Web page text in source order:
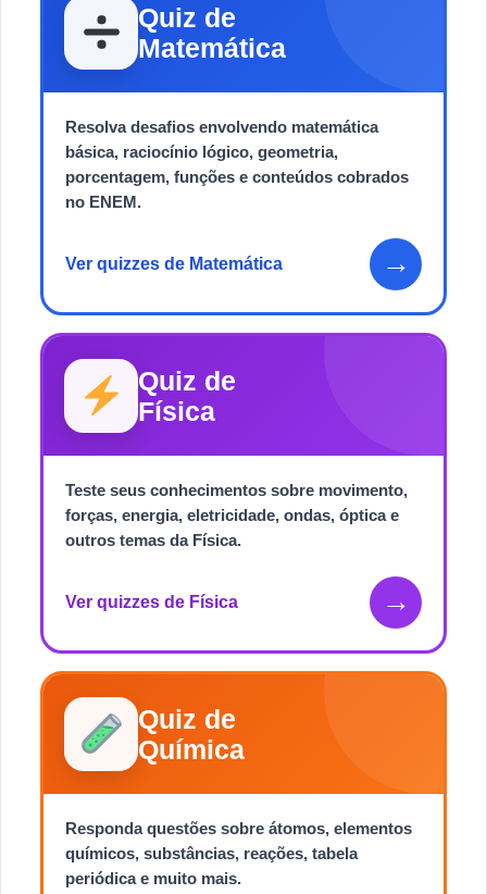
Quiz de
Matemática
Resolva desafios envolvendo matemática
básica, raciocínio lógico, geometria,
porcentagem, funções e conteúdos cobrados
no ENEM.
Ver quizzes de Matemática →
Quiz de
Física
Teste seus conhecimentos sobre movimento,
forças, energia, eletricidade, ondas, óptica e
outros temas da Física.
Ver quizzes de Física →
Quiz de
Química
Responda questões sobre átomos, elementos
químicos, substâncias, reações, tabela
periódica e muito mais.